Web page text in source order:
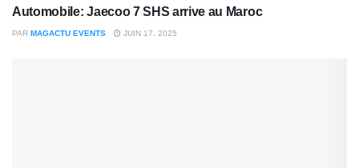
Automobile: Jaecoo 7 SHS arrive au Maroc
PAR MAGACTU EVENTS JUIN 17, 2025